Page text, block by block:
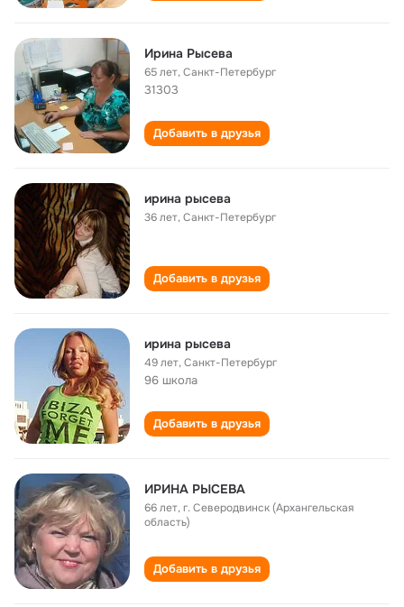
Ирина Рысева
65 лет,Санкт-Петербург
31303
Добавить в друзья
ирина рысева
36 лет,Санкт-Петербург
Добавить в друзья
ирина рысева
49 лет,Санкт-Петербург
96 школа
Добавить в друзья
ИРИНА РЫСЕВА
66 лет,г. Северодвинск (Архангельская
область)
Добавить в друзья